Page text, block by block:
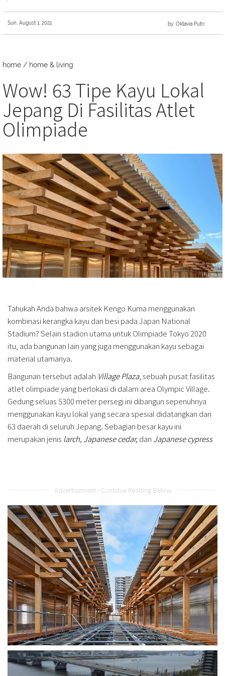
Sun, August 1, 2021 by: Oktavia Putri
home / home & living
Wow! 63 Tipe Kayu Lokal
Jepang Di Fasilitas Atlet
Olimpiade
Tahukah Anda bahwa arsitek Kengo Kuma menggunakan
kombinasi kerangka kayu dan besi pada Japan National
Stadium? Selain stadion utama untuk Olimpiade Tokyo 2020
itu, ada bangunan lain yang juga menggunakan kayu sebagai
material utamanya.
Bangunan tersebut adalah Village Plaza, sebuah pusat fasilitas
atlet olimpiade yang berlokasi di dalam area Olympic Village.
Gedung seluas 5300 meter persegi ini dibangun sepenuhnya
menggunakan kayu lokal yang secara spesial didatangkan dari
63 daerah di seluruh Jepang. Sebagian besar kayu ini
merupakan jenis larch, Japanese cedar,dan Japanese cypress
Advertisement - Continue Reading Below